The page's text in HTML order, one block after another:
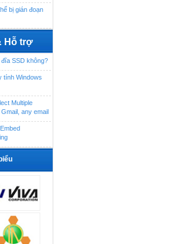
bị gián đoạn
Hỗ trợ
SSD không?
tính Windows
Multiple
any email